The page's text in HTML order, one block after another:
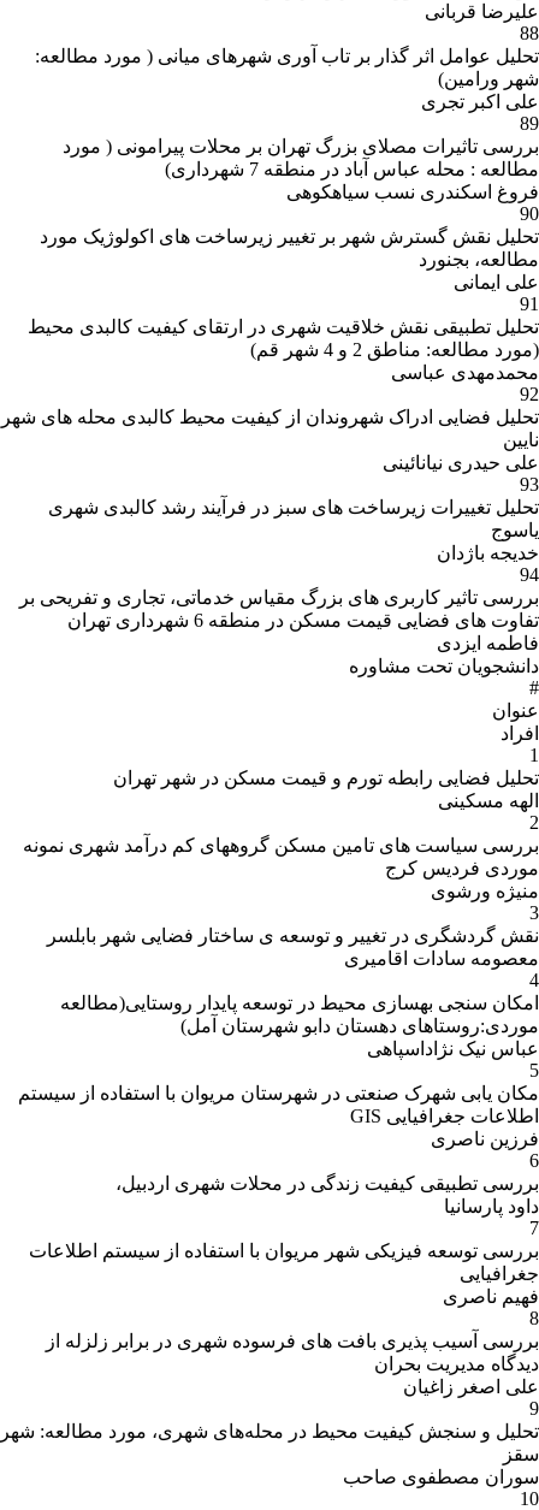
علیرضا قربانی
88
تحلیل عوامل اثر گذار بر تاب آوری شهرهای میانی ( مورد مطالعه:
شهر ورامین)
علی اکبر تجری
89
بررسی تاثیرات مصلای بزرگ تهران بر محلات پیرامونی ( مورد
مطالعه : محله عباس آباد در منطقه 7 شهرداری)
فروغ اسکندری نسب سیاهکوهی
90
تحلیل نقش گسترش شهر بر تغییر زیرساخت های اکولوژیک مورد
مطالعه، بجنورد
علی ایمانی
91
تحلیل تطبیقی نقش خلاقیت شهری در ارتقای کیفیت کالبدی محیط
(مورد مطالعه: مناطق 2 و 4 شهر قم)
محمدمهدی عباسی
92
تحلیل فضایی ادراک شهروندان از کیفیت محیط کالبدی محله های شهر
نایین
علی حیدری نیانائینی
93
تحلیل تغییرات زیرساخت های سبز در فرآیند رشد کالبدی شهری
یاسوج
خدیجه باژدان
94
بررسی تاثیر کاربری های بزرگ مقیاس خدماتی، تجاری و تفریحی بر
تفاوت های فضایی قیمت مسکن در منطقه 6 شهرداری تهران
فاطمه ایزدی
دانشجویان تحت مشاوره
#
عنوان
افراد
1
تحلیل فضایی رابطه تورم و قیمت مسکن در شهر تهران
الهه مسکینی
2
بررسی سیاست های تامین مسکن گروههای کم درآمد شهری نمونه
موردی فردیس کرج
منیژه ورشوی
3
نقش گردشگری در تغییر و توسعه ی ساختار فضایی شهر بابلسر
معصومه سادات اقامیری
4
امکان سنجی بهسازی محیط در توسعه پایدار روستایی(مطالعه
موردی:روستاهای دهستان دابو شهرستان آمل)
عباس نیک نژاداسپاهی
5
مکان یابی شهرک صنعتی در شهرستان مریوان با استفاده از سیستم
اطلاعات جغرافیایی GIS
فرزین ناصری
6
بررسی تطبیقی کیفیت زندگی در محلات شهری اردبیل،
داود پارسانیا
7
بررسی توسعه فیزیکی شهر مریوان با استفاده از سیستم اطلاعات
جغرافیایی
فهیم ناصری
8
بررسی آسیب پذیری بافت های فرسوده شهری در برابر زلزله از
دیدگاه مدیریت بحران
علی اصغر زاغیان
9
تحلیل و سنجش کیفیت محیط در محله‌های شهری، مورد مطالعه: شهر
سقز
سوران مصطفوی صاحب
10